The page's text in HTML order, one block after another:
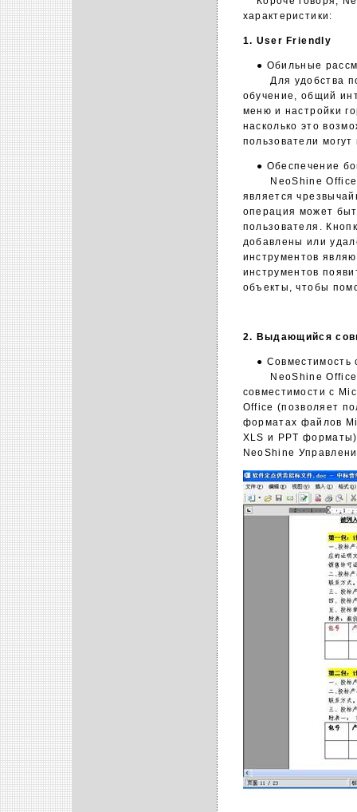
характеристики:
1. User Friendly
● Обильные
Для удобства
обучение, общий
меню и настройки
насколько это
пользователи
● Обеспечение
NeoShine Office
является
операция может
пользователя.
добавлены или
инструментов
инструментов
объекты, чтобы
2. Выдающийся
● Совместимость
NeoShine Office
совместимости с
Office (позволяет
форматах файлов
XLS и PPT
NeoShine